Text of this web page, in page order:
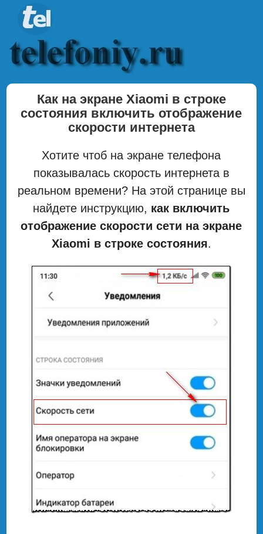
Как на экране Xiaomi в строке
состояния включить отображение
скорости интернета
Хотите чтоб на экране телефона
показывалась скорость интернета в
реальном времени? На этой странице вы
найдете инструкцию, как включить
отображение скорости сети на экране
Xiaomi в строке состояния.